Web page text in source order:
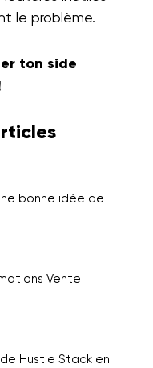
le problème.
ton side
bonne idée de
Vente
Hustle Stack en